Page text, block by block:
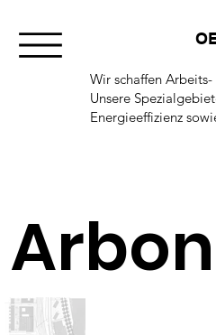
Wir schaffen
Unsere
Energieeffizienz
Arbon